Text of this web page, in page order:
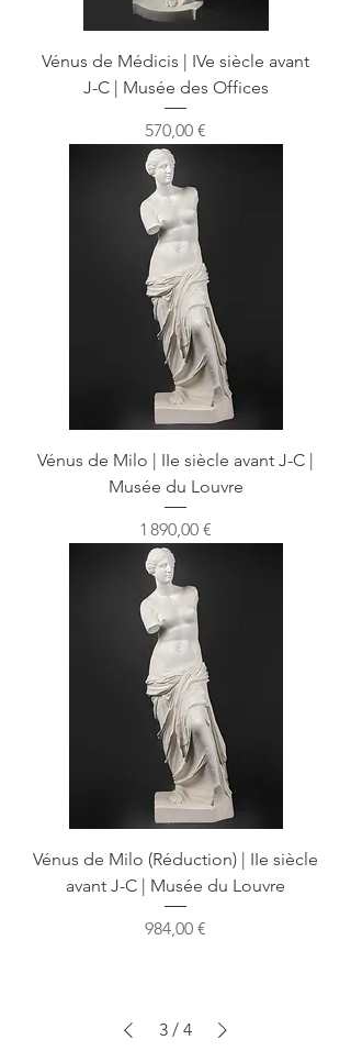
Vénus de Médicis | IVe siècle avant
J-C | Musée des Offices
Prix
570,00 €
Vénus de Milo | IIe siècle avant J-C |
Musée du Louvre
Prix
1 890,00 €
Vénus de Milo (Réduction) | IIe siècle
avant J-C | Musée du Louvre
Prix
984,00 €
3 / 4